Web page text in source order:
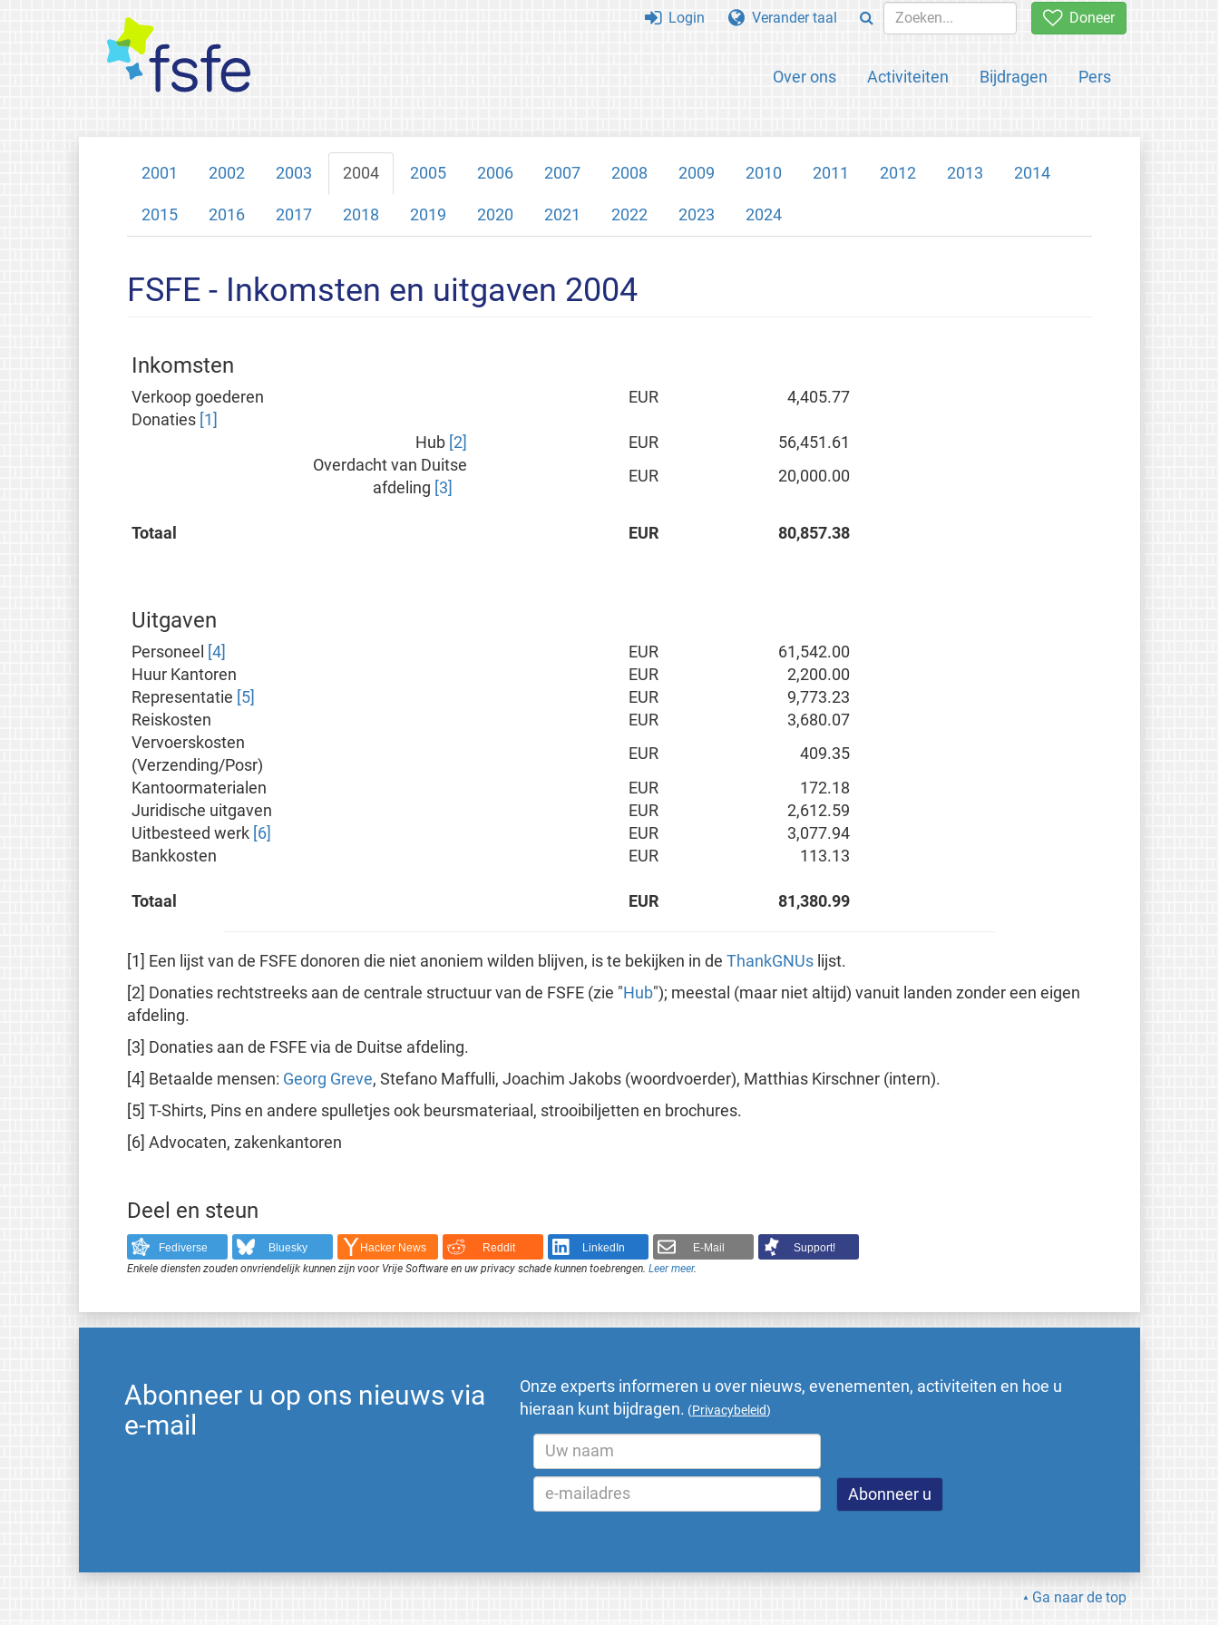
Doneer
Over ons Activiteiten Bijdragen Pers
Login Verander taal
2001 2002 2003 2004 2005 2006 2007 2008 2009 2010 2011 2012 2013 2014
2015 2016 2017 2018 2019 2020 2021 2022 2023 2024
FSFE - Inkomsten en uitgaven 2004
Inkomsten
Verkoop goederen EUR
4,405.77
Donaties [1]
Hub [2] EUR
56,451.61
Overdacht van Duitse
afdeling [3]
EUR 20,000.00
Totaal EUR 80,857.38
Uitgaven
Personeel [4] EUR
61,542.00
Huur Kantoren
EUR
2,200.00
Representatie [5] EUR
9,773.23
Reiskosten
EUR
3,680.07
Vervoerskosten
(Verzending/Posr)
EUR
409.35
Kantoormaterialen
EUR
172.18
Juridische uitgaven
EUR
2,612.59
Uitbesteed werk [6] EUR
3,077.94
Bankkosten
EUR 113.13
Totaal EUR 81,380.99
[1] Een lijst van de FSFE donoren die niet anoniem wilden blijven, is te bekijken in de ThankGNUslijst.
[2] Donaties rechtstreeks aan de centrale structuur van de FSFE (zie " Hub"); meestal (maar niet altijd) vanuit landen zonder een eigen
afdeling.
[3] Donaties aan de FSFE via de Duitse afdeling.
[4] Betaalde mensen: Georg Greve, Stefano Maffulli, Joachim Jakobs (woordvoerder), Matthias Kirschner (intern).
[5] T-Shirts, Pins en andere spulletjes ook beursmateriaal, strooibiljetten en brochures.
[6] Advocaten, zakenkantoren
Deel en steun
Fediverse Bluesky Hacker News Reddit LinkedIn E-Mail
Support!
Enkele diensten zouden onvriendelijk kunnen zijn voor Vrije Software en uw privacy schade kunnen toebrengen. Leer meer.
Abonneer u op ons nieuws via
e-mail
Onze experts informeren u over nieuws, evenementen, activiteiten en hoe u
hieraan kunt bijdragen. (Privacybeleid)
Ga naar de top